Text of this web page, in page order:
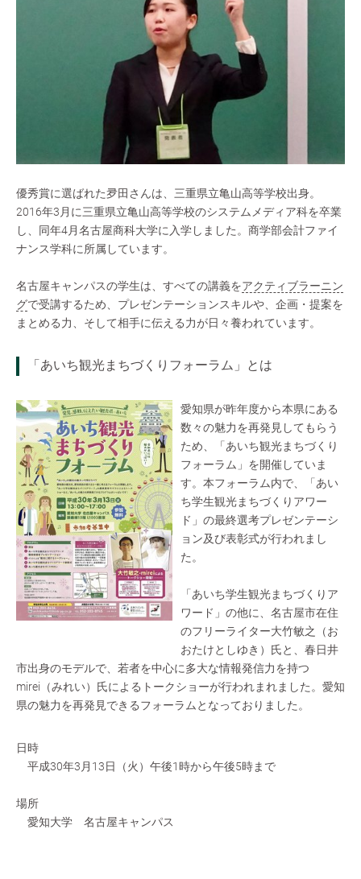
優秀賞に選ばれた夛田さんは、三重県立亀山高等学校出身。
2016年3月に三重県立亀山高等学校のシステムメディア科を卒業
し、同年4月名古屋商科大学に入学しました。商学部会計ファイ
ナンス学科に所属しています。
名古屋キャンパスの学生は、すべての講義をアクティブラーニン
グで受講するため、プレゼンテーションスキルや、企画・提案を
まとめる力、そして相手に伝える力が日々養われています。
「あいち観光まちづくりフォーラム」とは
愛知県が昨年度から本県にある
数々の魅力を再発見してもらう
ため、「あいち観光まちづくり
フォーラム」を開催していま
す。本フォーラム内で、「あい
ち学生観光まちづくりアワー
ド」の最終選考プレゼンテーシ
ョン及び表彰式が行われまし
た。
「あいち学生観光まちづくりア
ワード」の他に、名古屋市在住
のフリーライター大竹敏之（お
おたけとしゆき）氏と、春日井
市出身のモデルで、若者を中心に多大な情報発信力を持つ
mirei（みれい）氏によるトークショーが行われまれました。愛知
県の魅力を再発見できるフォーラムとなっておりました。
日時
平成30年3月13日（火）午後1時から午後5時まで
場所
愛知大学 名古屋キャンパス